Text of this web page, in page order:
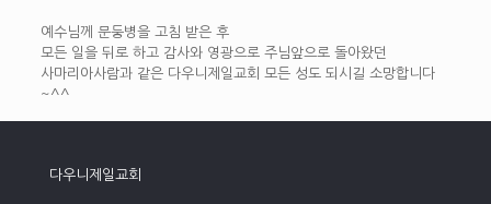
예수님께 문둥병을 고침 받은 후
모든 일을 뒤로 하고 감사와 영광으로 주님앞으로 돌아왔던
사마리아사람과 같은 다우니제일교회 모든 성도 되시길 소망합니다
~^^
다우니제일교회